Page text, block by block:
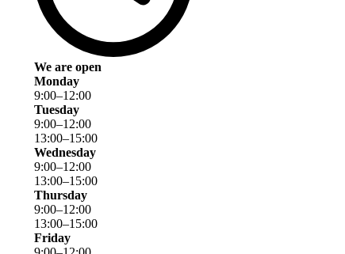
We are open
Monday
9:00–12:00
Tuesday
9:00–12:00
13:00–15:00
Wednesday
9:00–12:00
13:00–15:00
Thursday
9:00–12:00
13:00–15:00
Friday